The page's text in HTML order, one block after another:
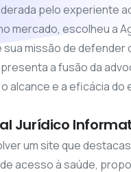
pelo experiente
mercado, escolheu a
missão de defender
a fusão da
alcance e a eficácia do
Jurídico
um site que
acesso à saúde,